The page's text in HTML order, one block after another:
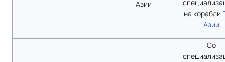
Азии
на корабли
Азии
Со